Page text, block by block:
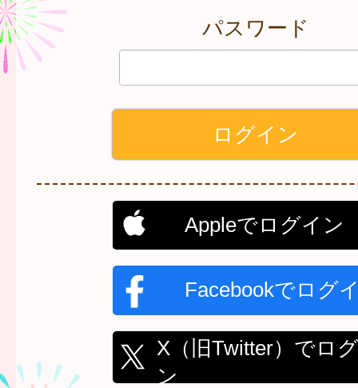
パスワード
Appleでログイン
Facebookでログ
X（旧Twitter）でロ
ン